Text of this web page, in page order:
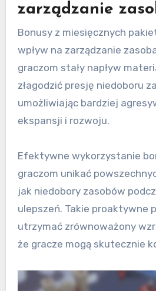
zarządzanie
Bonusy z miesięcznych
wpływ na zarządzanie
graczom stały napływ
złagodzić presję niedoboru
umożliwiając bardziej
ekspansji i rozwoju.
Efektywne wykorzystanie
graczom unikać
jak niedobory zasobów
ulepszeń. Takie proaktywne
utrzymać zrównoważony
że gracze mogą skutecznie